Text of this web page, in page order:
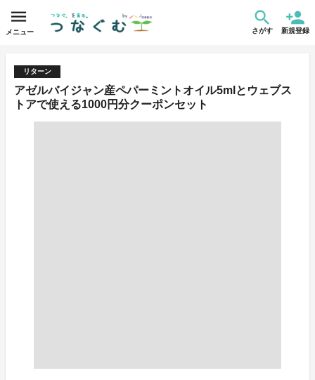
メニュー さがす 新規登録
リターン
アゼルバイジャン産ペパーミントオイル5mlとウェブス
トアで使える1000円分クーポンセット